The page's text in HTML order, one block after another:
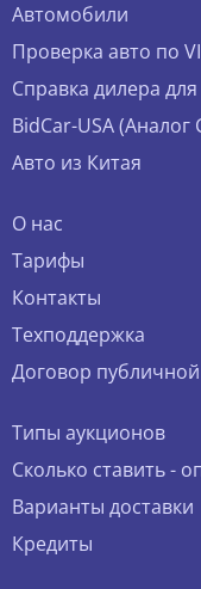
Автомобили
Проверка авто по
Справка дилера
BidCar-USA (Аналог
Авто из Китая
О нас
Тарифы
Контакты
Техподдержка
Договор
Типы аукционов
Сколько ставить -
Варианты доставки
Кредиты